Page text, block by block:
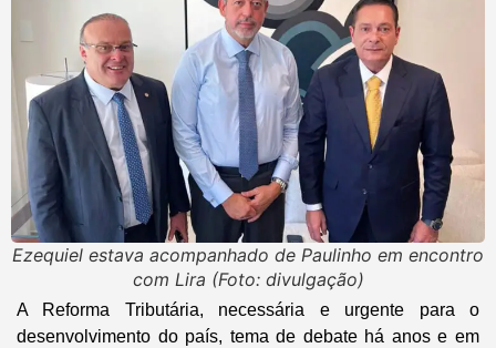
Ezequiel estava acompanhado de Paulinho em encontro
com Lira (Foto: divulgação)
A Reforma Tributária, necessária e urgente para o
desenvolvimento do país, tema de debate há anos e em